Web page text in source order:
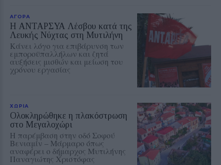
ΑΓΟΡΑ
Η ΑΝΤΑΡΣΥΑ Λέσβου κατά της
Λευκής Νύχτας στη Μυτιλήνη
Κάνει λόγο για επιβάρυνση των
εμποροϋπαλλήλων και ζητά
αυξήσεις μισθών και μείωση του
χρόνου εργασίας
ΧΩΡΙΑ
Ολοκληρώθηκε η πλακόστρωση
στο Μεγαλοχώρι
Η παρέμβαση στην οδό Σοφού
Βενιαμίν – Μάρμαρο όπως
αναφέρει ο δήμαρχος Μυτιλήνης
Παναγιώτης Χριστόφας